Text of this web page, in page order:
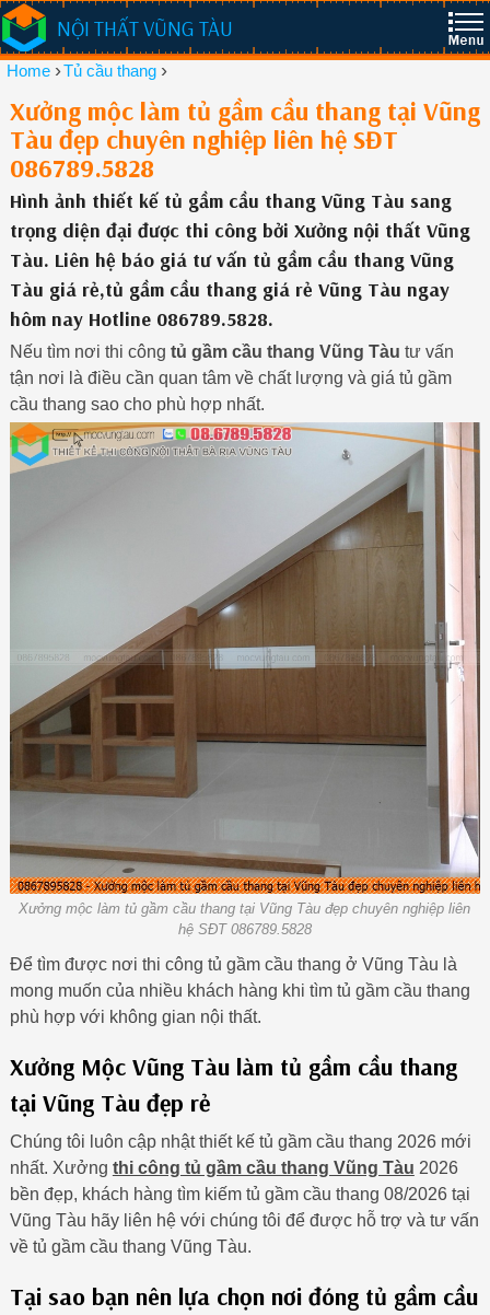
NỘI THẤT VŨNG TÀU
Home ›Tủ cầu thang ›
Xưởng mộc làm tủ gầm cầu thang tại Vũng
Tàu đẹp chuyên nghiệp liên hệ SĐT
086789.5828
Hình ảnh thiết kế tủ gầm cầu thang Vũng Tàu sang
trọng diện đại được thi công bởi Xưởng nội thất Vũng
Tàu. Liên hệ báo giá tư vấn tủ gầm cầu thang Vũng
Tàu giá rẻ,tủ gầm cầu thang giá rẻ Vũng Tàu ngay
hôm nay Hotline 086789.5828.
Nếu tìm nơi thi công tủ gầm cầu thang Vũng Tàu tư vấn
tận nơi là điều cần quan tâm về chất lượng và giá tủ gầm
cầu thang sao cho phù hợp nhất.
Xưởng mộc làm tủ gầm cầu thang tại Vũng Tàu đẹp chuyên nghiệp liên
hệ SĐT 086789.5828
Để tìm được nơi thi công tủ gầm cầu thang ở Vũng Tàu là
mong muốn của nhiều khách hàng khi tìm tủ gầm cầu thang
phù hợp với không gian nội thất.
Xưởng Mộc Vũng Tàu làm tủ gầm cầu thang
tại Vũng Tàu đẹp rẻ
Chúng tôi luôn cập nhật thiết kế tủ gầm cầu thang 2026 mới
nhất. Xưởng thi công tủ gầm cầu thang Vũng Tàu 2026
bền đẹp, khách hàng tìm kiếm tủ gầm cầu thang 08/2026 tại
Vũng Tàu hãy liên hệ với chúng tôi để được hỗ trợ và tư vấn
về tủ gầm cầu thang Vũng Tàu.
Tại sao bạn nên lựa chọn nơi đóng tủ gầm cầu